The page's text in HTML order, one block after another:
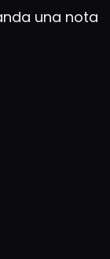
una nota